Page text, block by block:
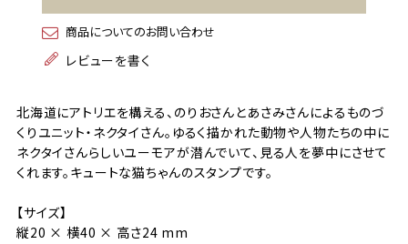
商品についてのお問い合わせ
レビューを書く
北海道にアトリエを構える、のりおさんとあさみさんによるものづ
くりユニット・ネクタイさん。ゆるく描かれた動物や人物たちの中に
ネクタイさんらしいユーモアが潜んでいて、見る人を夢中にさせて
くれます。キュートな猫ちゃんのスタンプです。
【サイズ】
縦20 × 横40 × 高さ24 mm